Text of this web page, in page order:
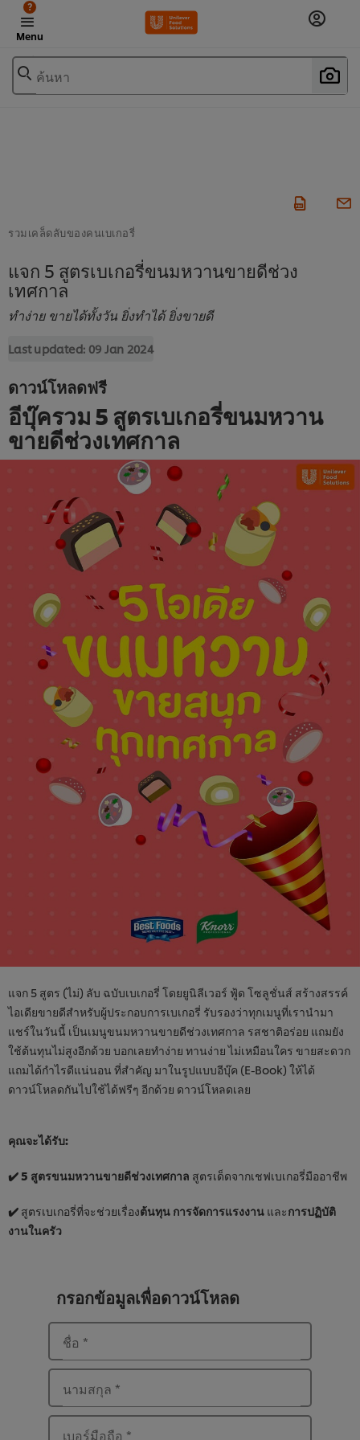
Menu
?
ค้นหา
รวมเคล็ดลับของคนเบเกอรี่
แจก 5 สูตรเบเกอรี่ขนมหวานขายดีช่วง
เทศกาล
ทำง่าย ขายได้ทั้งวัน ยิ่งทำได้ ยิ่งขายดี
Last updated: 09 Jan 2024
ดาวน์โหลดฟรี
อีบุ๊ครวม 5 สูตรเบเกอรี่ขนมหวาน
ขายดีช่วงเทศกาล
แจก 5 สูตร (ไม่) ลับ ฉบับเบเกอรี่ โดยยูนิลีเวอร์ ฟู้ด โซลูชั่นส์ สร้างสรรค์
ไอเดียขายดีสำหรับผู้ประกอบการเบเกอรี่ รับรองว่าทุกเมนูที่เรานำมา
แชร์ในวันนี้ เป็นเมนูขนมหวานขายดีช่วงเทศกาล รสชาติอร่อย แถมยัง
ใช้ต้นทุนไม่สูงอีกด้วย บอกเลยทำง่าย ทานง่าย ไม่เหมือนใคร ขายสะดวก
แถมได้กำไรดีแน่นอน ที่สำคัญ มาในรูปแบบอีบุ๊ค (E-Book) ให้ได้
ดาวน์โหลดกันไปใช้ได้ฟรีๆ อีกด้วย ดาวน์โหลดเลย
คุณจะได้รับ:
✔️ 5 สูตรขนมหวานขายดีช่วงเทศกาล สูตรเด็ดจากเชฟเบเกอรี่มืออาชีพ
✔️ สูตรเบเกอรี่ที่จะช่วยเรื่องต้นทุน การจัดการแรงงาน และการปฏิบัติ
งานในครัว
กรอกข้อมูลเพื่อดาวน์โหลด
ชื่อ *
นามสกุล *
เบอร์มือถือ *